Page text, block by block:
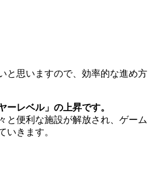
と思いますので、効率的な進め方
ーレベル」の上昇です。
と便利な施設が解放され、ゲーム
いきます。